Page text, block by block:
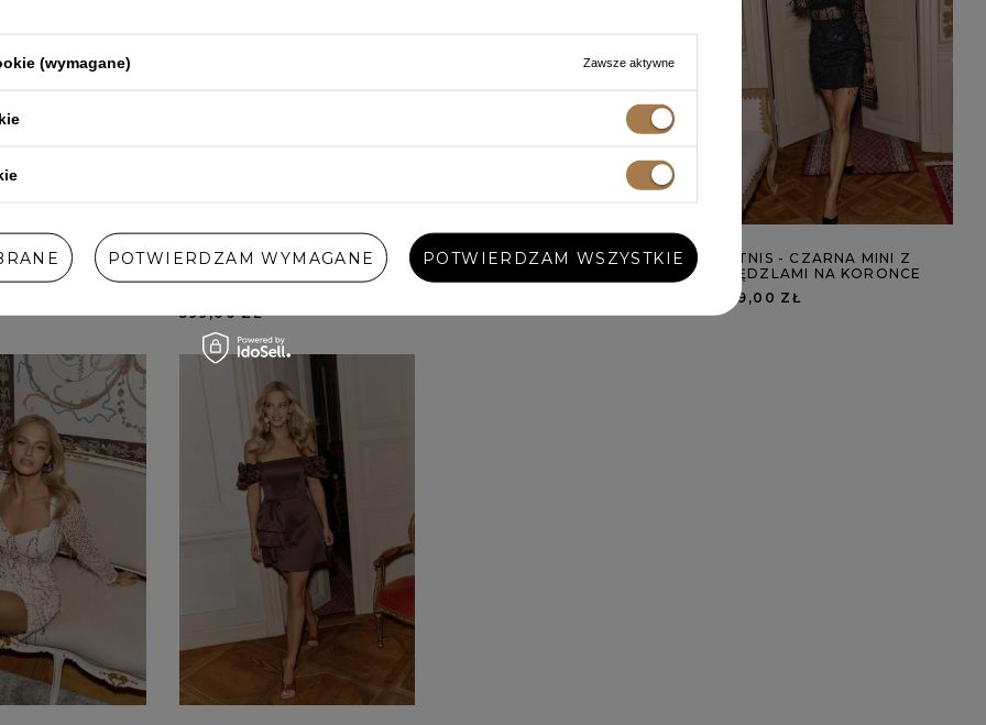
MINI Z
PASCUALA - CZARNA
SUKIENKA MINI Z KWIATOWĄ
599,00 ZŁ
SERAP - CZARNA MAXI Z
KETNIS - CZARNA MINI Z
FRĘDZLAMI NA KORONCE
629,00 ZŁ
(wymagane) Zawsze aktywne
POTWIERDZAM WYMAGANE POTWIERDZAM WSZYSTKIE